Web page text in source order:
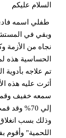
السلام عليكم
طفلي اسمه
نجاه من الأزمة
الحساسية هذه
تم علاجه بأدوية
أثرت عليه هذه
سمعه خفيف
إلي 70%
وذلك بسب
اللحمية"